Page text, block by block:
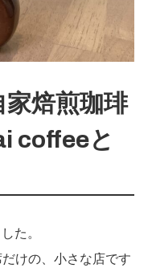
焙煎珈琲
coffeeと
た。
けの、小さな店です